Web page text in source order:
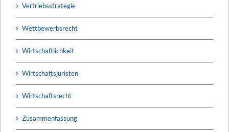
Vertriebsstrategie
Wettbewerbsrecht
Wirtschaftlichkeit
Wirtschaftsjuristen
Wirtschaftsrecht
Zusammenfassung